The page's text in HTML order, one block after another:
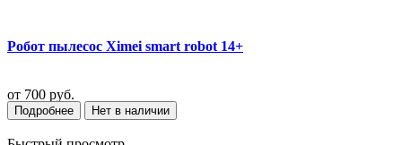
Робот пылесос Ximei smart robot 14+
от 700 руб.
Подробнее Нет в наличии